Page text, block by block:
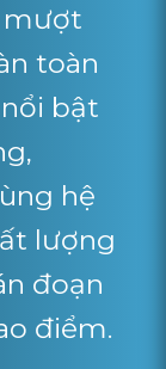
mượt
toàn
bật
hệ
lượng
đoạn
điểm.